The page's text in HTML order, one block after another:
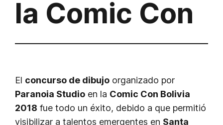
la Comic Con
El concurso de dibujo organizado por
Paranoia Studio en la Comic Con Bolivia
2018 fue todo un éxito, debido a que permitió
visibilizar a talentos emergentes en Santa